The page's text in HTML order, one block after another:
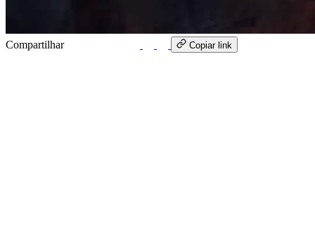
Compartilhar Copiar link